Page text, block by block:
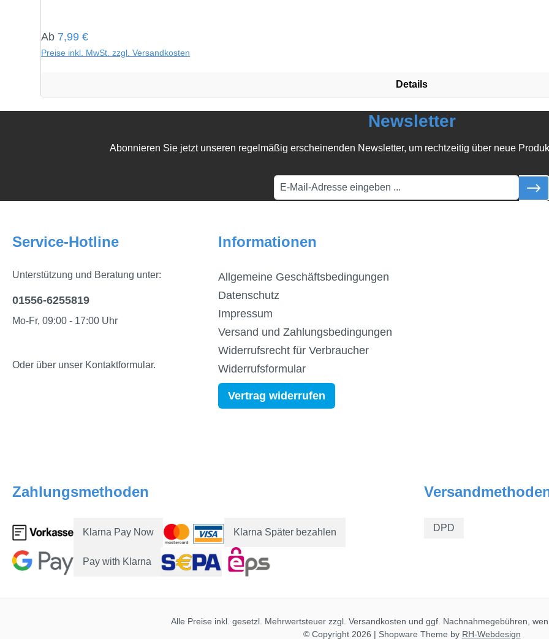
Regulärer Preis:
Ab 7,99 €
Preise inkl. MwSt. zzgl. Versandkosten
Details
Newsletter
Abonnieren Sie jetzt unseren regelmäßig erscheinenden Newsletter, um rechtzeitig über neue
Service-Hotline
Unterstützung und Beratung unter:
01556-6255819
Mo-Fr, 09:00 - 17:00 Uhr
Oder über unser Kontaktformular.
Informationen
Allgemeine Geschäftsbedingungen
Datenschutz
Impressum
Versand und Zahlungsbedingungen
Widerrufsrecht für Verbraucher
Widerrufsformular
Vertrag widerrufen
Zahlungsmethoden
Klarna Pay Now Klarna Später bezahlen
Pay with Klarna
DPD
Alle Preise inkl. gesetzl. Mehrwertsteuer zzgl. Versandkosten und ggf. Nachnahmegebühren,
© Copyright 2026 | Shopware Theme by RH-Webdesign